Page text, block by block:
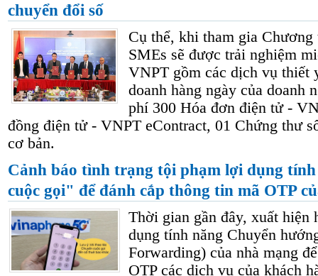
chuyển đổi số
Cụ thể, khi tham gia
SMEs sẽ được trải nghiệm
VNPT gồm các dịch vụ thiết
doanh hàng ngày của doanh
phí 300 Hóa đơn điện tử -
đồng điện tử - VNPT eContract, 01 Chứng thư
cơ bản.
Cảnh báo tình trạng tội phạm lợi dụng
cuộc gọi" để đánh cắp thông tin mã OTP
Thời gian gần đây, xuất
dụng tính năng Chuyển
Forwarding) của nhà mạng
OTP các dịch vụ của khách